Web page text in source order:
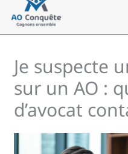
Je suspecte
sur un AO :
d’avocat